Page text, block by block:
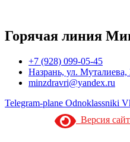
Горячая линия
+7 (928) 099-05-45
Назрань, ул. Муталиева,
minzdravri@yandex.ru
Telegram-plane Odnoklassniki
Версия